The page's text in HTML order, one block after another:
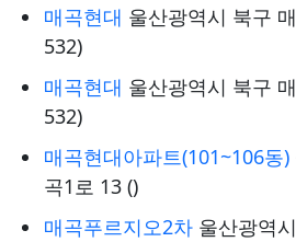
매곡현대 울산광역시 북구
532)
매곡현대 울산광역시 북구
532)
매곡현대아파트(101~106동)
곡1로 13 ()
매곡푸르지오2차 울산광역